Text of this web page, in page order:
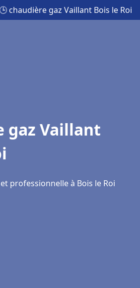
🕒 chaudière gaz Vaillant Bois le Roi
gaz Vaillant
professionnelle à Bois le Roi